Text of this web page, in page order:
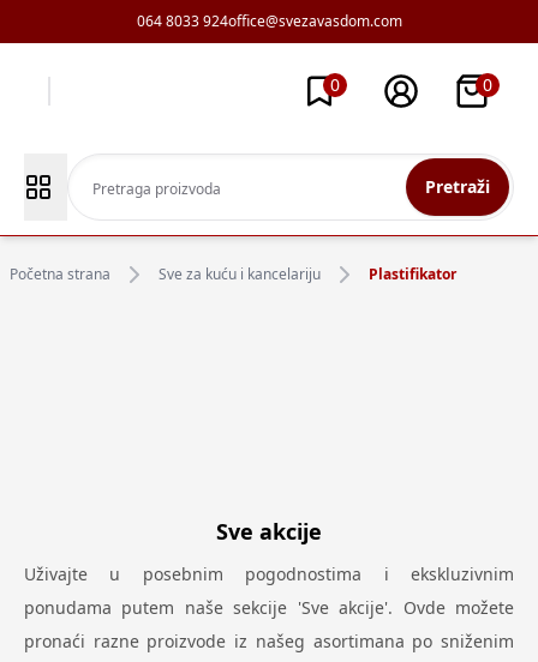
064 8033 924office@svezavasdom.com
0 0
Pretraži
Početna strana Sve za kuću i kancelariju Plastifikator
Sve akcije
Uživajte u posebnim pogodnostima i ekskluzivnim
ponudama putem naše sekcije 'Sve akcije'. Ovde možete
pronaći razne proizvode iz našeg asortimana po sniženim